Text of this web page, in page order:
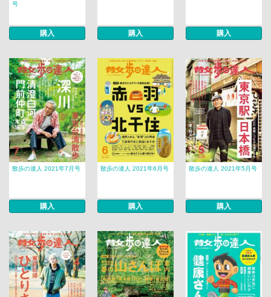
号
購入 購入 購入
散歩の達人 2021年7月号
購入
散歩の達人 2021年6月号
購入
散歩の達人 2021年5月号
購入